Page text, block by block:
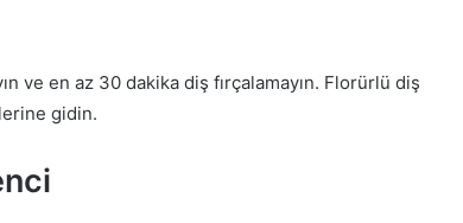
ve en az 30 dakika diş fırçalamayın. Florürlü diş
gidin.